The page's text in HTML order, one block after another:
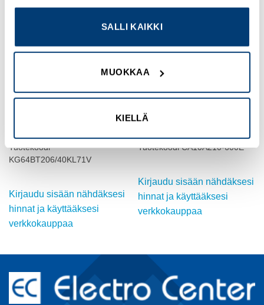
SALLI KAIKKI
MUOKKAA
KIELLÄ
Add to
Tuotekoodi
KG64BT206/40KL71V
Kirjaudu sisään nähdäksesi
hinnat ja käyttääksesi
verkkokauppaa
KENTTÄLAITTEET
Tuotekoodi CA10A210-600E
Kirjaudu sisään nähdäksesi
hinnat ja käyttääksesi
verkkokauppaa